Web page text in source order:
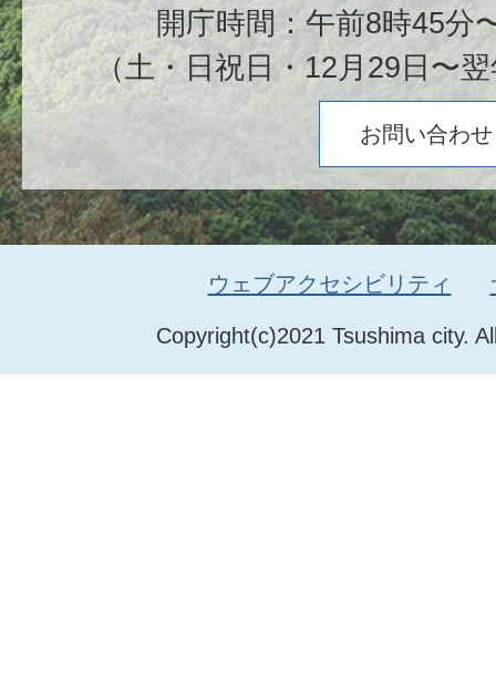
開庁時間：午前8時45分
（土・日祝日・12月29日〜
お問い合わせ
Copyright(c)2021 Tsushima city.
ウェブアクセシビリティ